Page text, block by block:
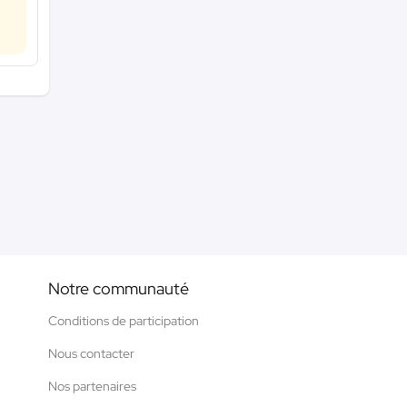
Notre communauté
Conditions de participation
Nous contacter
Nos partenaires